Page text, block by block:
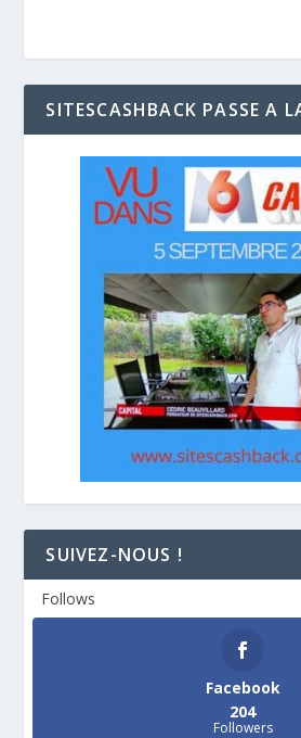
SITESCASHBACK PASSE A
SUIVEZ-NOUS !
Follows
Facebook
204
Followers